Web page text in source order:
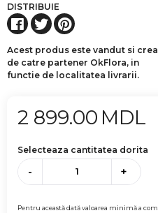
DISTRIBUIE
Acest produs este vandut si
de catre partener OkFlora, in
functie de localitatea livrarii.
2 899.00 MDL
Selecteaza cantitatea dorita
- +
Pentru această dată valoarea minimă a